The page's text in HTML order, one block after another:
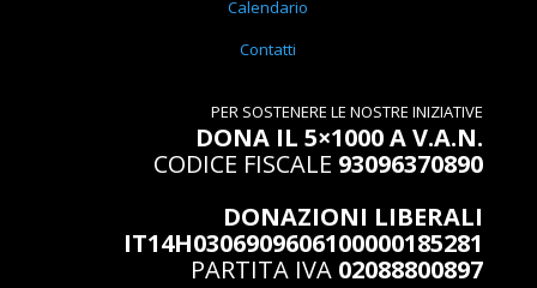
Calendario
Contatti
PER SOSTENERE LE NOSTRE INIZIATIVE
DONA IL 5×1000 A V.A.N.
CODICE FISCALE 93096370890
DONAZIONI LIBERALI
IT14H0306909606100000185281
PARTITA IVA 02088800897